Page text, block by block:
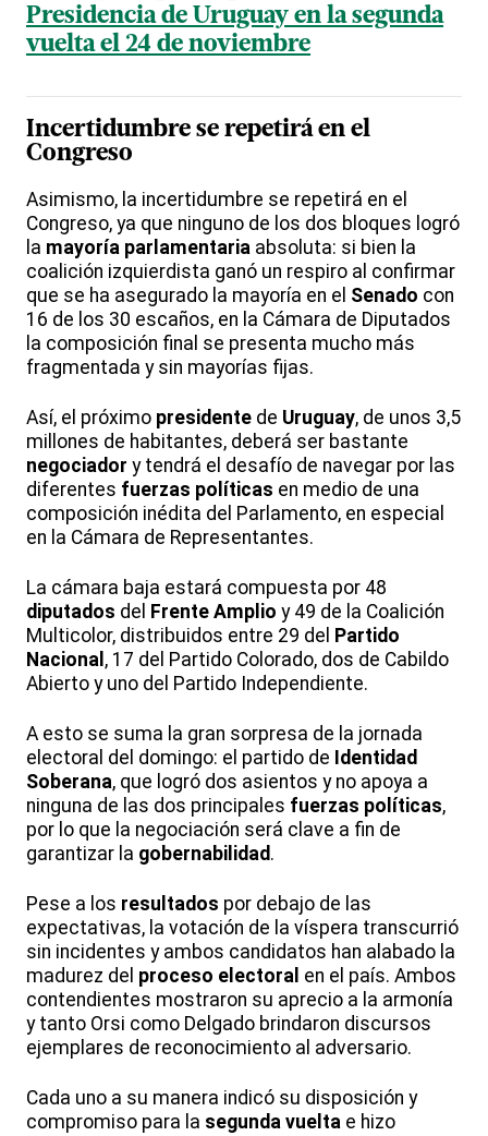
Presidencia de Uruguay en la segunda
vuelta el 24 de noviembre
Incertidumbre se repetirá en el
Congreso
Asimismo, la incertidumbre se repetirá en el
Congreso, ya que ninguno de los dos bloques logró
la mayoría parlamentaria absoluta: si bien la
coalición izquierdista ganó un respiro al confirmar
que se ha asegurado la mayoría en el Senado con
16 de los 30 escaños, en la Cámara de Diputados
la composición final se presenta mucho más
fragmentada y sin mayorías fijas.
Así, el próximo presidente de Uruguay, de unos 3,5
millones de habitantes, deberá ser bastante
negociador y tendrá el desafío de navegar por las
diferentes fuerzas políticas en medio de una
composición inédita del Parlamento, en especial
en la Cámara de Representantes.
La cámara baja estará compuesta por 48
diputados del Frente Amplio y 49 de la Coalición
Multicolor, distribuidos entre 29 del Partido
Nacional , 17 del Partido Colorado, dos de Cabildo
Abierto y uno del Partido Independiente.
A esto se suma la gran sorpresa de la jornada
electoral del domingo: el partido de Identidad
Soberana, que logró dos asientos y no apoya a
ninguna de las dos principales fuerzas políticas,
por lo que la negociación será clave a fin de
garantizar la gobernabilidad.
Pese a los resultados por debajo de las
expectativas, la votación de la víspera transcurrió
sin incidentes y ambos candidatos han alabado la
madurez del proceso electoral en el país. Ambos
contendientes mostraron su aprecio a la armonía
y tanto Orsi como Delgado brindaron discursos
ejemplares de reconocimiento al adversario.
Cada uno a su manera indicó su disposición y
compromiso para la segunda vuelta e hizo